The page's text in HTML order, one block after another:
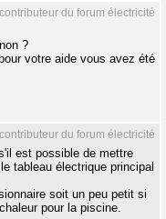
du forum électricité
?
votre aide vous avez été
du forum électricité
est possible de mettre
tableau électrique principal
soit un peu petit si
pour la piscine.